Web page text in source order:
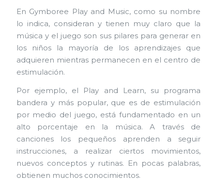
En Gymboree Play and Music, como su nombre
lo indica, consideran y tienen muy claro que la
música y el juego son sus pilares para generar en
los niños la mayoría de los aprendizajes que
adquieren mientras permanecen en el centro de
estimulación.
Por ejemplo, el Play and Learn, su programa
bandera y más popular, que es de estimulación
por medio del juego, está fundamentado en un
alto porcentaje en la música. A través de
canciones los pequeños aprenden a seguir
instrucciones, a realizar ciertos movimientos,
nuevos conceptos y rutinas. En pocas palabras,
obtienen muchos conocimientos.